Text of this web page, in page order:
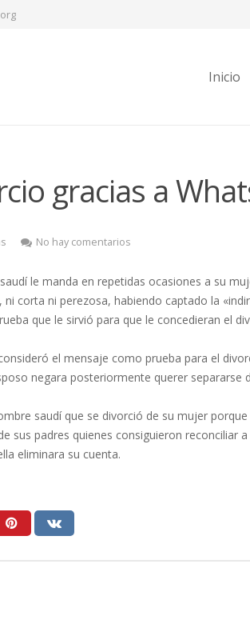
Inicio
gracias a
No hay comentarios
le manda en repetidas ocasiones a su
corta ni perezosa, habiendo captado la
que le sirvió para que le concedieran el
el mensaje como prueba para el
negara posteriormente querer separarse
saudí que se divorció de su mujer
sus padres quienes consiguieron reconciliar
eliminara su cuenta.